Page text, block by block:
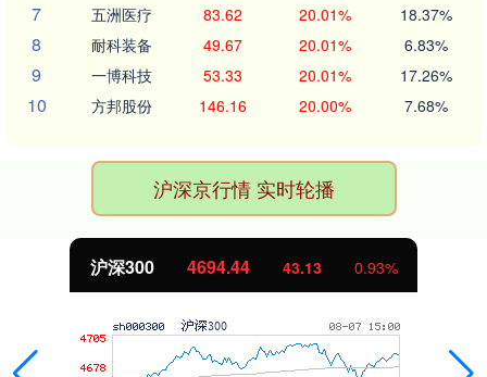
7 五洲医疗 83.62 20.01% 18.37%
8 耐科装备 49.67 20.01% 6.83%
9 一博科技 53.33 20.01% 17.26%
10 方邦股份 146.16 20.00% 7.68%
沪深京行情 实时轮播
北证50 1134.24 11.37 1.01%